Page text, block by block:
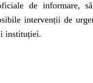
de informare,
intervenții de
instituției.